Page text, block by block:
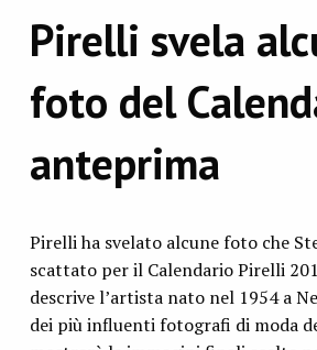
Pirelli svela
foto del
anteprima
Pirelli ha svelato alcune foto che
scattato per il Calendario Pirelli
descrive l’artista nato nel 1954 a
dei più influenti fotografi di moda